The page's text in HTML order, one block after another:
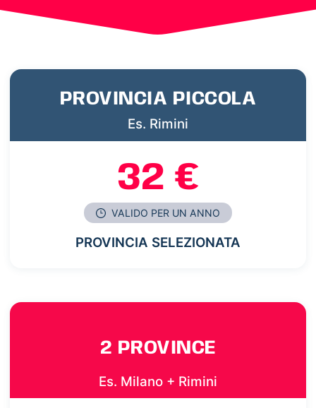
PROVINCIA PICCOLA
Es. Rimini
32 €
VALIDO PER UN ANNO
PROVINCIA SELEZIONATA
2 PROVINCE
Es. Milano + Rimini